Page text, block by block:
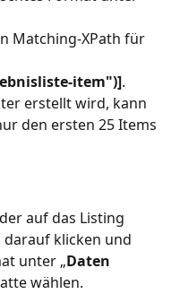
Matching-XPath für
item")].
erstellt wird, kann
den ersten 25 Items
auf das Listing
klicken und
unter „Daten
wählen.